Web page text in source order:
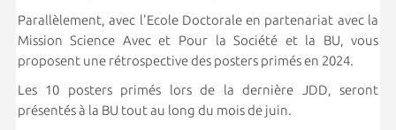
Parallèlement, avec l'Ecole Doctorale en partenariat avec la
Mission Science Avec et Pour la Société et la BU, vous
proposent une rétrospective des posters primés en 2024.
Les 10 posters primés lors de la dernière JDD, seront
présentés à la BU tout au long du mois de juin.